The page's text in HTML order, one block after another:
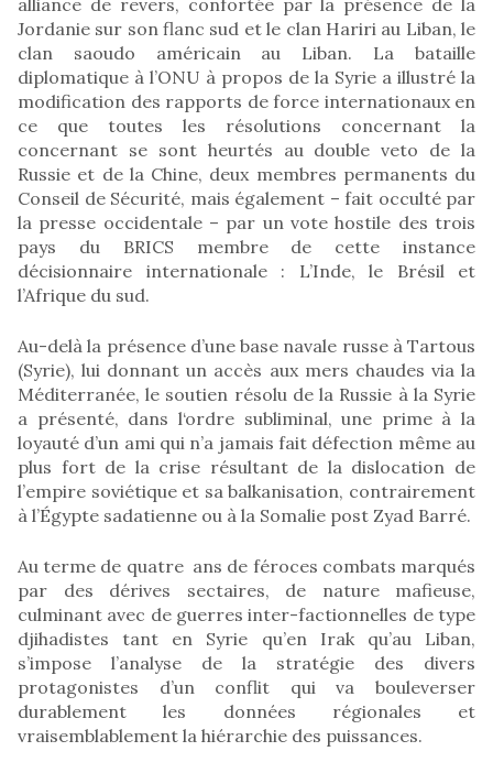
Jordanie sur son flanc sud et le clan Hariri au Liban, le
clan saoudo américain au Liban. La bataille
diplomatique à l’ONU à propos de la Syrie a illustré la
modification des rapports de force internationaux en
ce que toutes les résolutions concernant la
concernant se sont heurtés au double veto de la
Russie et de la Chine, deux membres permanents du
Conseil de Sécurité, mais également – fait occulté par
la presse occidentale – par un vote hostile des trois
pays du BRICS membre de cette instance
décisionnaire internationale : L’Inde, le Brésil et
l’Afrique du sud.
Au-delà la présence d’une base navale russe à Tartous
(Syrie), lui donnant un accès aux mers chaudes via la
Méditerranée, le soutien résolu de la Russie à la Syrie
a présenté, dans l‘ordre subliminal, une prime à la
loyauté d’un ami qui n’a jamais fait défection même au
plus fort de la crise résultant de la dislocation de
l’empire soviétique et sa balkanisation, contrairement
à l’Égypte sadatienne ou à la Somalie post Zyad Barré.
Au terme de quatre ans de féroces combats marqués
par des dérives sectaires, de nature mafieuse,
culminant avec de guerres inter-factionnelles de type
djihadistes tant en Syrie qu’en Irak qu’au Liban,
s’impose l’analyse de la stratégie des divers
protagonistes d’un conflit qui va bouleverser
durablement les données régionales et
vraisemblablement la hiérarchie des puissances.